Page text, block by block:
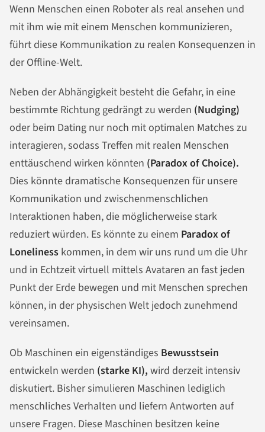
Wenn Menschen einen Roboter als real ansehen und
mit ihm wie mit einem Menschen kommunizieren,
führt diese Kommunikation zu realen Konsequenzen in
der Offline-Welt.
Neben der Abhängigkeit besteht die Gefahr, in eine
bestimmte Richtung gedrängt zu werden (Nudging)
oder beim Dating nur noch mit optimalen Matches zu
interagieren, sodass Treffen mit realen Menschen
enttäuschend wirken könnten (Paradox of Choice).
Dies könnte dramatische Konsequenzen für unsere
Kommunikation und zwischenmenschlichen
Interaktionen haben, die möglicherweise stark
reduziert würden. Es könnte zu einem Paradox of
Loneliness kommen, in dem wir uns rund um die Uhr
und in Echtzeit virtuell mittels Avataren an fast jeden
Punkt der Erde bewegen und mit Menschen sprechen
können, in der physischen Welt jedoch zunehmend
vereinsamen.
Ob Maschinen ein eigenständiges Bewusstsein
entwickeln werden (starke KI), wird derzeit intensiv
diskutiert. Bisher simulieren Maschinen lediglich
menschliches Verhalten und liefern Antworten auf
unsere Fragen. Diese Maschinen besitzen keine